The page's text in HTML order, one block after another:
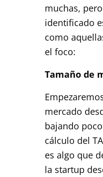
muchas,
identificado
como
el foco:
Tamaño de
mercado
bajando
cálculo del
es algo que
la startup